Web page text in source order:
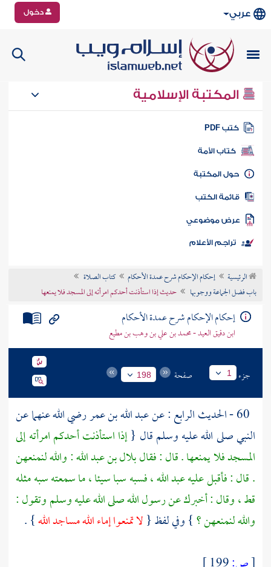
عربي دخول
المكتبة الإسلامية
كتب PDF
كتاب الأمة
المكتبة
الكتب
موضوعي
تراجم الأعلام
الرئيسية إحكام الإحكام شرح عمدة الأحكام
كتاب الصلاة
باب فضل الجماعة ووجوبها
حديث إذا استأذنت أحدكم امرأته إلى المسجد فلا يمنعها
إحكام الإحكام شرح عمدة الأحكام
ابن دقيق العيد - محمد بن علي بن وهب بن مطيع
جزء 1 صفحة 198
عبد الله بن عمررضي الله عنهما عن
النبي صلى الله عليه وسلم قال {إذا استأذنت أحدكم امرأته إلى
المسجد فلا يمنعها . قال : فقالبلال بن عبد الله: والله لنمنعهن
. قال : فأقبل عليهعبد الله، فسبه سبا سيئا ، ما سمعته سبه مثله
قط ، وقال : أخبرك عن رسول الله صلى الله عليه وسلم وتقول :
والله لنمنعهن ؟} وفي لفظ {لا تمنعوا إماء الله مساجد الله} .